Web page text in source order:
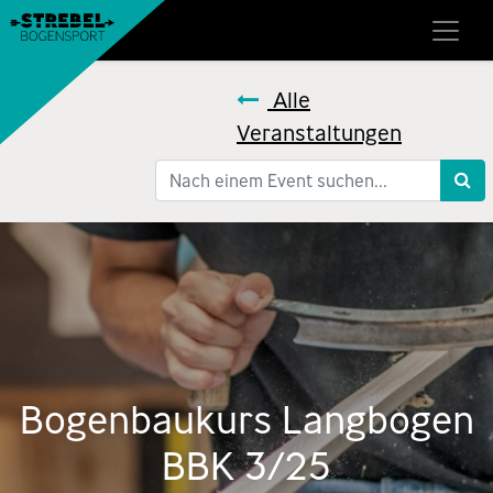
Alle
Veranstaltungen
Bogenbaukurs Langbogen
BBK 3/25